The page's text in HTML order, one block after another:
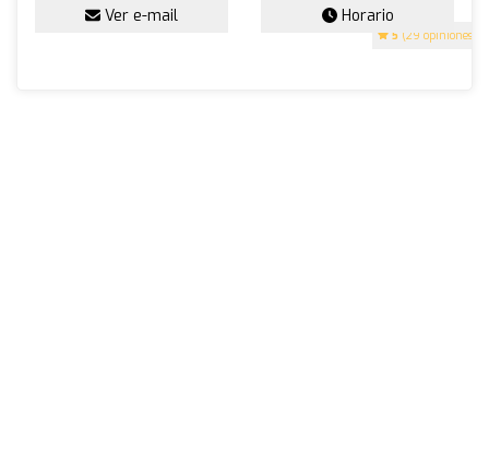
5 (29 opiniones)
Ver e-mail Horario